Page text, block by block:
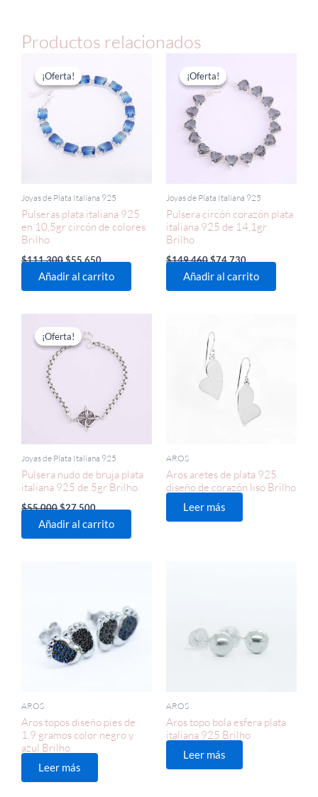
Productos relacionados
¡Oferta!
¡Oferta!
Joyas de Plata Italiana 925
Pulseras plata italiana 925
en 10,5gr circón de colores
Brilho
$111.300
precio
original
$55.650
actual
es:
$55.650.
Añadir al carrito
¡Oferta!
¡Oferta!
Joyas de Plata Italiana 925
Pulsera circón corazón plata
italiana 925 de 14,1gr
Brilho
$149.460
precio
original
era:
$74.730
actual
es:
$74.730.
Añadir al carrito
¡Oferta!
¡Oferta!
Joyas de Plata Italiana 925
Pulsera nudo de bruja plata
italiana 925 de 5gr Brilho
$55.000
precio
original
era:
$27.500
actual
$27.500.
Añadir al carrito
AROS
Aros aretes de plata 925
diseño de corazón liso Brilho
Leer más
AROS
Aros topos diseño pies de
1,9 gramos color negro y
azul Brilho
Leer más
AROS
Aros topo bola esfera plata
italiana 925 Brilho
Leer más